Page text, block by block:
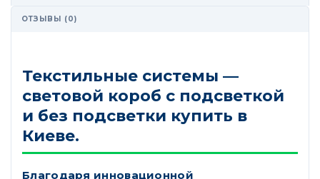
ОТЗЫВЫ (0)
Текстильные системы —
cветовой короб с подсветкой
и без подсветки купить в
Киеве.
Благодаря инновационной